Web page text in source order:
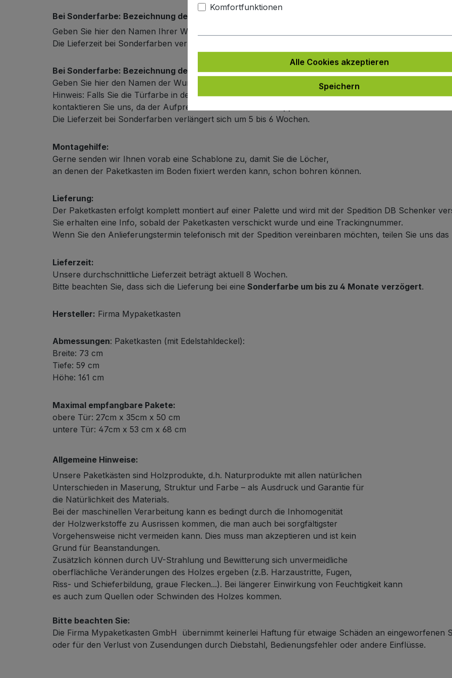
Bei Sonderfarbe: Bezeichnung der Türfarbe
Geben Sie hier den Namen Ihrer Wunschfarbe an.
Die Lieferzeit bei Sonderfarben verlängert sich um 5 bis 6 Wochen.
Bei Sonderfarbe: Bezeichnung der Außenfarbe
Geben Sie hier den Namen der Wunschfarbe an.
Hinweis: Falls Sie die Türfarbe in der selben Farbe wie die Frontplattenfarbe haben möchten,
kontaktieren Sie uns, da der Aufpreis in dieser Linie nicht doppelt berechnet wird.
Die Lieferzeit bei Sonderfarben verlängert sich um 5 bis 6 Wochen.
Montagehilfe:
Gerne senden wir Ihnen vorab eine Schablone zu, damit Sie die Löcher,
an denen der Paketkasten im Boden fixiert werden kann, schon bohren können.
Lieferung:
Der Paketkasten erfolgt komplett montiert auf einer Palette und wird mit der Spedition DB Schenker
Sie erhalten eine Info, sobald der Paketkasten verschickt wurde und eine Trackingnummer.
Wenn Sie den Anlieferungstermin telefonisch mit der Spedition vereinbaren möchten, teilen Sie uns das
Lieferzeit:
Unsere durchschnittliche Lieferzeit beträgt aktuell 8 Wochen.
Bitte beachten Sie, dass sich die Lieferung bei eine Sonderfarbe um bis zu 4 Monate verzögert.
Hersteller: Firma Mypaketkasten
Abmessungen: Paketkasten (mit Edelstahldeckel):
Breite: 73 cm
Tiefe: 59 cm
Höhe: 161 cm
Maximal empfangbare Pakete:
obere Tür: 27cm x 35cm x 50 cm
untere Tür: 47cm x 53 cm x 68 cm
Allgemeine Hinweise:
Unsere Paketkästen sind Holzprodukte, d.h. Naturprodukte mit allen natürlichen
Unterschieden in Maserung, Struktur und Farbe – als Ausdruck und Garantie für
die Natürlichkeit des Materials.
Bei der maschinellen Verarbeitung kann es bedingt durch die Inhomogenität
der Holzwerkstoffe zu Ausrissen kommen, die man auch bei sorgfältigster
Vorgehensweise nicht vermeiden kann. Dies muss man akzeptieren und ist kein
Grund für Beanstandungen.
Zusätzlich können durch UV-Strahlung und Bewitterung sich unvermeidliche
oberflächliche Veränderungen des Holzes ergeben (z.B. Harzaustritte, Fugen,
Riss- und Schieferbildung, graue Flecken...). Bei längerer Einwirkung von Feuchtigkeit kann
es auch zum Quellen oder Schwinden des Holzes kommen.
Bitte beachten Sie:
Die Firma Mypaketkasten GmbH übernimmt keinerlei Haftung für etwaige Schäden an eingeworfenen
oder für den Verlust von Zusendungen durch Diebstahl, Bedienungsfehler oder andere Einflüsse.
Komfortfunktionen
Alle Cookies akzeptieren
Speichern